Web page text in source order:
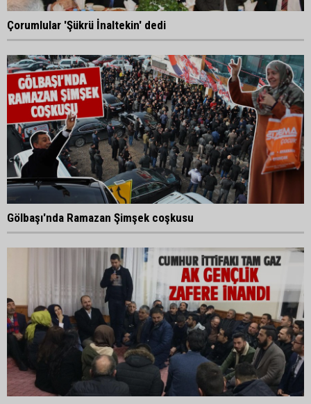
Çorumlular 'Şükrü İnaltekin' dedi
Gölbaşı'nda Ramazan Şimşek coşkusu